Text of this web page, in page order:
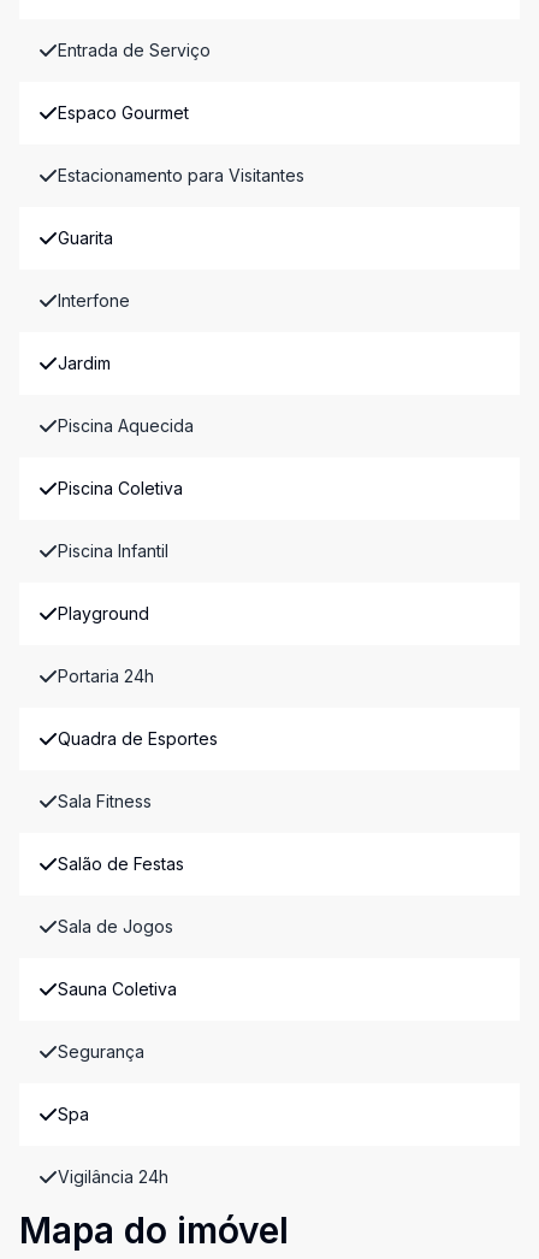
Entrada de Serviço
Espaco Gourmet
Estacionamento para Visitantes
Guarita
Interfone
Jardim
Piscina Aquecida
Piscina Coletiva
Piscina Infantil
Playground
Portaria 24h
Quadra de Esportes
Sala Fitness
Salão de Festas
Sala de Jogos
Sauna Coletiva
Segurança
Spa
Vigilância 24h
Mapa do imóvel